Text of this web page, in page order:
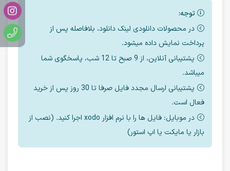
توجه:
در محصولات دانلودی لینک دانلود، بلافاصله پس از
پرداخت نمایش داده میشود.
پشتیبانی آنلاین، از 9 صبح تا 12 شب، پاسخگوی شما
میباشد.
پشتیبانی ارسال مجدد فایل صرفا تا 30 روز پس از خرید
فعال است.
در موبایل: فایل ها را با نرم افزار xodo اجرا کنید. (نصب از
بازار یا مایکت یا اپ استور)